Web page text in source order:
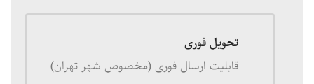
تحویل فوری
قابلیت ارسال فوری (مخصوص شهر تهران)